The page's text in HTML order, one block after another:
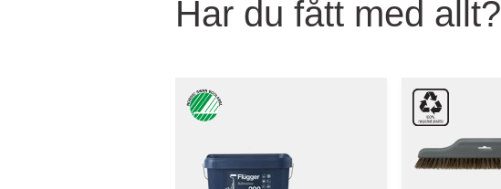
Har du fått med allt?